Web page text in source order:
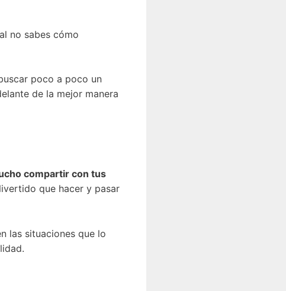
no sabes cómo
poco a poco un
de la mejor manera
compartir con tus
que hacer y pasar
las situaciones que lo